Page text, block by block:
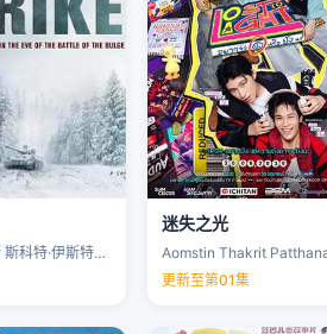
科林·汉克斯 斯科特·伊斯特伍德 安洁纽·艾莉丝-泰勒 泰勒·约翰·史密斯 …
迷失之光
更新至第01集